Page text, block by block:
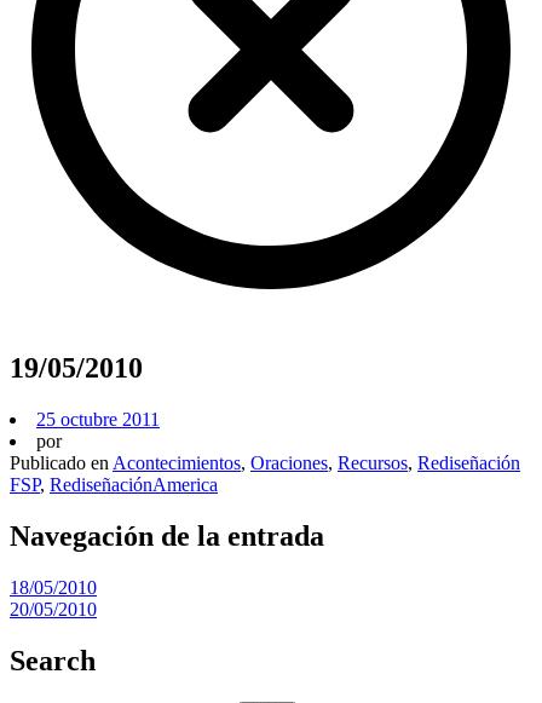
19/05/2010
25 octubre 2011
por
Publicado en Acontecimientos, Oraciones, Recursos, Rediseñación
FSP, RediseñaciónAmerica
Navegación de la entrada
18/05/2010
20/05/2010
Search